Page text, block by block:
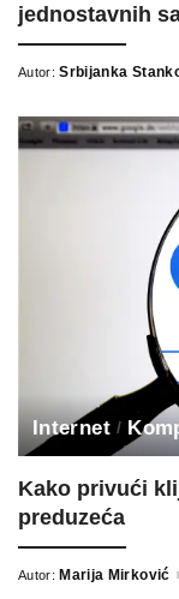
jednostavnih
Posted
Autor: Srbijanka
Internet
Kako privući
preduzeća
Posted
Autor: Marija Mirković